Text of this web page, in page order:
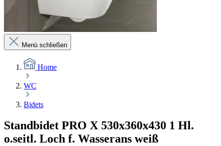
Menü schließen
Home
WC
Bidets
Standbidet PRO X 530x360x430 1 Hl.
o.seitl. Loch f. Wasserans weiß